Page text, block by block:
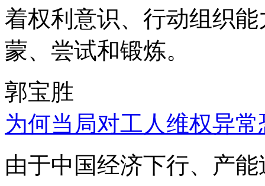
着权利意识、行动组织
蒙、尝试和锻炼。
郭宝胜
为何当局对工人维权异
由于中国经济下行、产